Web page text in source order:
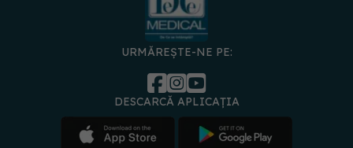
URMĂREȘTE-NE PE:
DESCARCĂ APLICAȚIA
Politica de Gestionați Contact